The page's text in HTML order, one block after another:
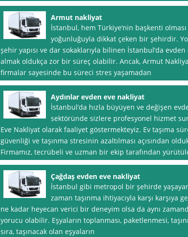
Armut nakliyat
İstanbul, hem Türkiye’nin başkenti
yoğunluğuyla dikkat çeken bir şehirdir.
şehir yapısı ve dar sokaklarıyla bilinen İstanbul’da
almak oldukça zor bir süreç olabilir. Ancak, Armut
firmalar sayesinde bu süreci stres yaşamadan
Aydınlar evden eve nakliyat
İstanbul’da hızla büyüyen ve değişen
sektöründe sizlere profesyonel hizmet
Eve Nakliyat olarak faaliyet göstermekteyiz. Ev taşıma
güvenliği ve taşınma stresinin azaltılması açısından
Firmamız, tecrübeli ve uzman bir ekip tarafından
Çağdaş evden eve nakliyat
İstanbul gibi metropol bir şehirde
zaman taşınma ihtiyacıyla karşı karşıya
ne kadar heyecan verici bir deneyim olsa da aynı
yorucu olabilir. Eşyaların toplanması, paketlenmesi,
sıra, taşınacak olan eşyaların